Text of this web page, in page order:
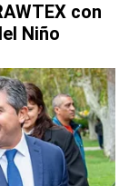
con
Niño